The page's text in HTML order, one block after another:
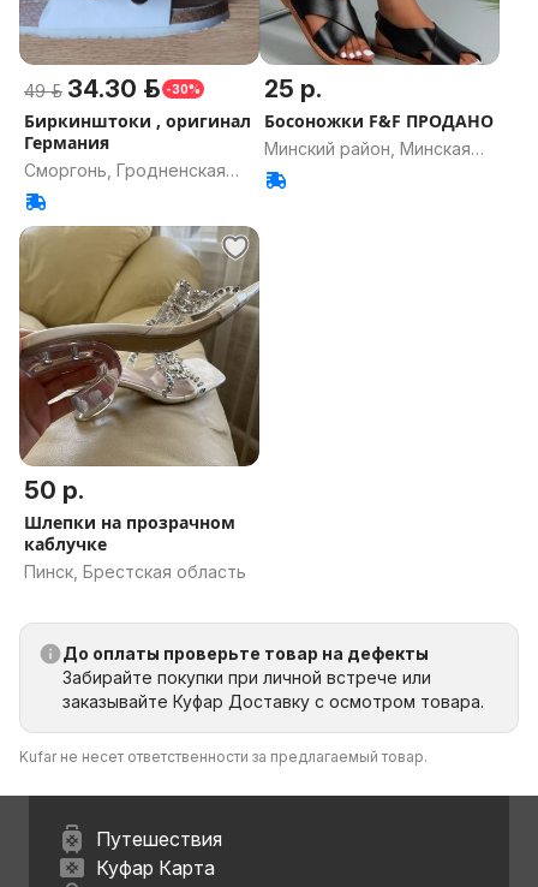
49 р. 34.30 р. -30%
Биркинштоки , оригинал
Германия
Сморгонь, Гродненская
область
25 р.
Босоножки F&F ПРОДАНО
Минский район, Минская
область
50 р.
Шлепки на прозрачном
каблучке
Пинск, Брестская область
До оплаты проверьте товар на дефекты
Забирайте покупки при личной встрече или
заказывайте Куфар Доставку с осмотром товара.
Kufar не несет ответственности за предлагаемый товар.
Путешествия
Куфар Карта